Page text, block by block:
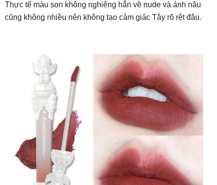
Thực tế màu son không nghiêng hẳn về nude và ánh nâu
cũng không nhiều nên không tạo cảm giác Tây rõ rệt đâu.